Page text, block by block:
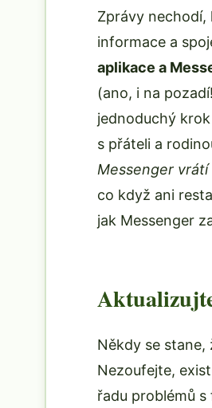
Zprávy nechodí,
informace a
aplikace a
(ano, i na
jednoduchý
s přáteli a
Messenger
co když ani
jak Messenger
Někdy se stane,
Nezoufejte,
řadu problémů